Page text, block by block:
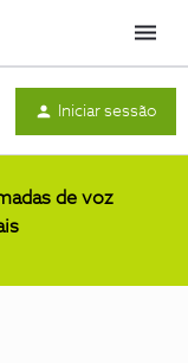
Menu
Iniciar sessão
de voz